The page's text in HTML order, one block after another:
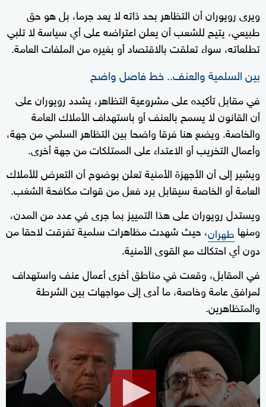
ويرى رويوران أن التظاهر بحد ذاته لا يعد جرما، بل هو حق
طبيعي، يتيح للشعب أن يعلن اعتراضه على أي سياسة لا تلبي
تطلعاته، سواء تعلقت بالاقتصاد أو بغيره من الملفات العامة.
بين السلمية والعنف.. خط فاصل واضح
في مقابل تأكيده على مشروعية التظاهر، يشدد رويوران على
أن القانون لا يسمح بالعنف أو باستهداف الأملاك العامة
والخاصة. ويضع هنا فرقا واضحا بين التظاهر السلمي من جهة،
وأعمال التخريب أو الاعتداء على الممتلكات من جهة أخرى.
ويشير إلى أن الأجهزة الأمنية تعلن بوضوح أن التعرض للأملاك
العامة أو الخاصة سيقابل برد فعل من قوات مكافحة الشغب.
ويستدل رويوران على هذا التمييز بما جرى في عدد من المدن،
ومنها طهران، حيث شهدت مظاهرات سلمية تفرقت لاحقا من
دون أي احتكاك مع القوى الأمنية.
في المقابل، وقعت في مناطق أخرى أعمال عنف واستهداف
لمرافق عامة وخاصة، ما أدى إلى مواجهات بين الشرطة
والمتظاهرين.
seconds
minutes,